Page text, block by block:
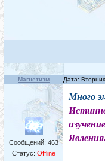
Магнетизм Дата:
Сообщений: 463
Статус: Offline
Много
Явления.